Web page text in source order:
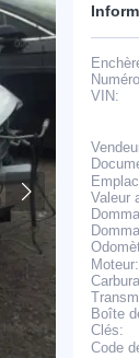
VIN:
Valeur
Moteur:
Boîte
Clés:
Code